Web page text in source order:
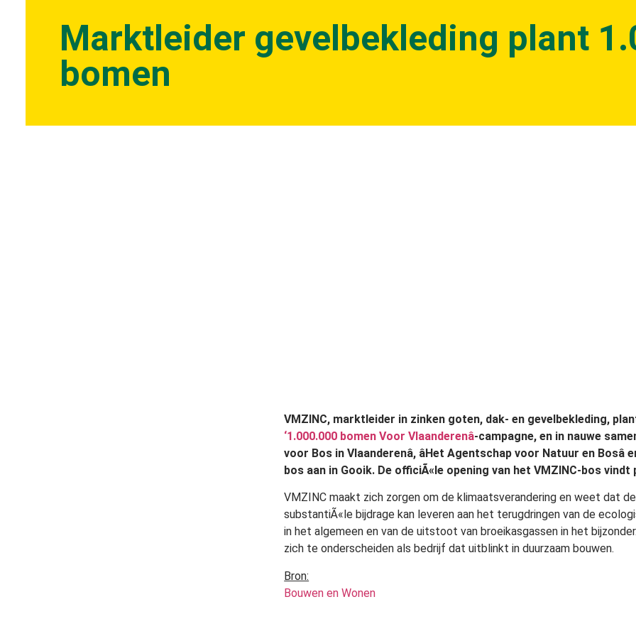
Marktleider gevelbekleding plant
bomen
VMZINC, marktleider in zinken goten, dak- en gevelbekleding,
‘1.000.000 bomen Voor Vlaanderenâ-campagne, en in nauwe
voor Bos in Vlaanderenâ, âHet Agentschap voor Natuur en
bos aan in Gooik. De officiÃ«le opening van het VMZINC-bos
VMZINC maakt zich zorgen om de klimaatsverandering en weet dat
substantiÃ«le bijdrage kan leveren aan het terugdringen van de
in het algemeen en van de uitstoot van broeikasgassen in het
zich te onderscheiden als bedrijf dat uitblinkt in duurzaam bouwen.
Bron:
Bouwen en Wonen